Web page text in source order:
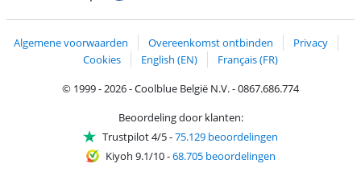
Algemene voorwaarden Overeenkomst ontbinden
Privacy
Cookies
English (EN)
Français (FR)
© 1999 - 2026 - Coolblue België N.V. - 0867.686.774
Beoordeling door klanten:
Trustpilot 4/5-75.129 beoordelingen
Kiyoh 9.1/10-68.705 beoordelingen